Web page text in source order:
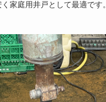
家庭用井戸として最適です。